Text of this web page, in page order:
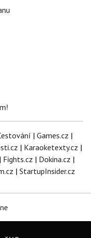
| Games.cz |
| Karaoketexty.cz |
| Fights.cz | Dokina.cz |
| StartupInsider.cz